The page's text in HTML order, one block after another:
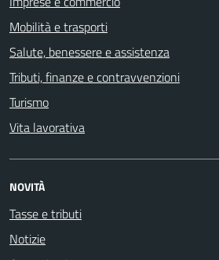
Mobilità e trasporti
Salute, benessere e assistenza
Tributi, finanze e contravvenzioni
Turismo
Vita lavorativa
NOVITÀ
Tasse e tributi
Notizie